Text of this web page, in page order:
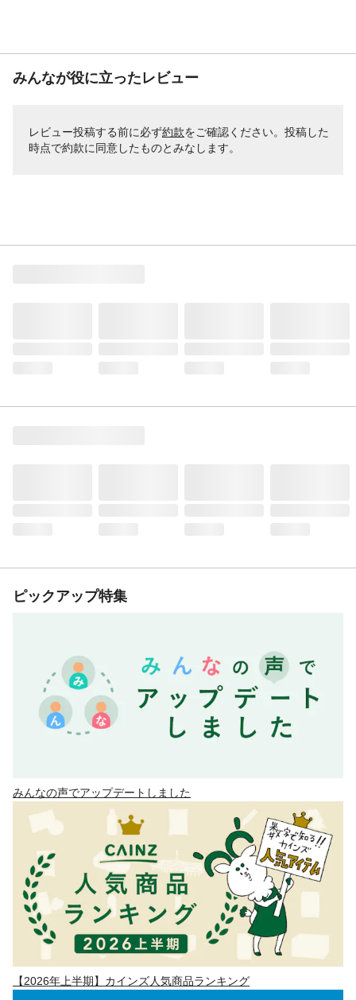
みんなが役に立ったレビュー
レビュー投稿する前に必ず約款をご確認ください。投稿した
時点で約款に同意したものとみなします。
ピックアップ特集
みんなの声でアップデートしました
【2026年上半期】カインズ人気商品ランキング